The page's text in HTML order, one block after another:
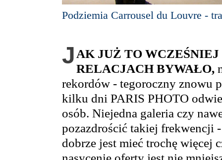
Podziemia Carrousel du Louvre -
J AK JUŻ TO
RELACJACH BYWAŁO,
rekordów - tegoroczny znowu
kilku dni PARIS PHOTO
osób. Niejedna galeria czy
pozazdrościć takiej frekwencji
dobrze jest mieć trochę więcej